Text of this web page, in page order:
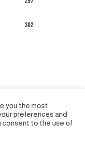
302
you the most
preferences and
consent to the use of